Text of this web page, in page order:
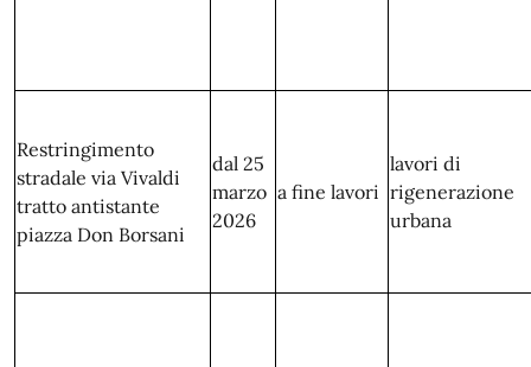
Restringimento
stradale via Vivaldi
tratto antistante
piazza Don Borsani
dal 25
marzo
2026
a fine lavori
lavori di
rigenerazione
urbana